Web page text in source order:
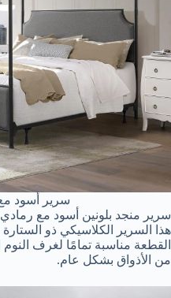
سرير أسود
سرير منجد بلونين أسود مع
هذا السرير الكلاسيكي ذو
القطعة مناسبة تمامًا لغرف النوم
من الأذواق بشكل عام.